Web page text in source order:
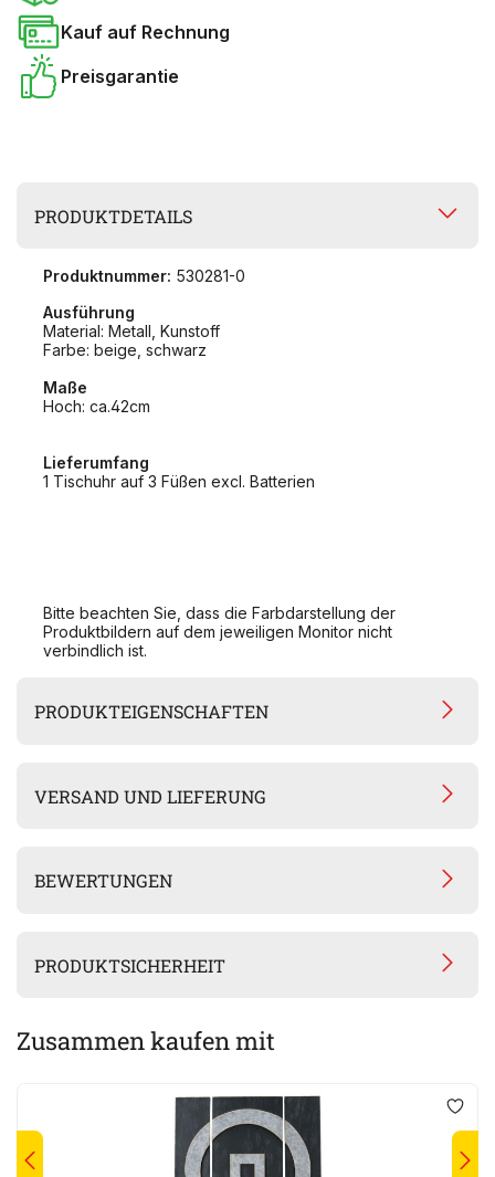
Kauf auf Rechnung
Preisgarantie
PRODUKTDETAILS
Produktnummer: 530281-0
Ausführung
Material: Metall, Kunstoff
Farbe: beige, schwarz
Maße
Hoch: ca.42cm
Lieferumfang
1 Tischuhr auf 3 Füßen excl. Batterien
Bitte beachten Sie, dass die Farbdarstellung der
Produktbildern auf dem jeweiligen Monitor nicht
verbindlich ist.
PRODUKTEIGENSCHAFTEN
VERSAND UND LIEFERUNG
BEWERTUNGEN
PRODUKTSICHERHEIT
Zusammen kaufen mit